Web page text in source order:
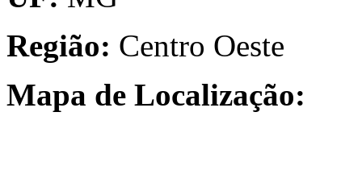
Região: Centro Oeste
Mapa de Localização: